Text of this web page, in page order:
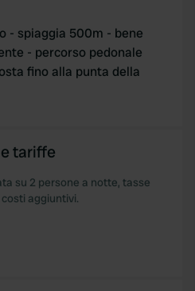
- spiaggia 500m - bene
- percorso pedonale
fino alla punta della
tariffe
su 2 persone a notte, tasse
aggiuntivi.